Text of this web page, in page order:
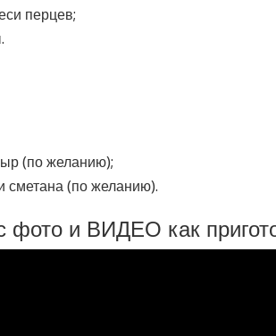
перцев;
(по желанию);
сметана (по желанию).
фото и ВИДЕО как